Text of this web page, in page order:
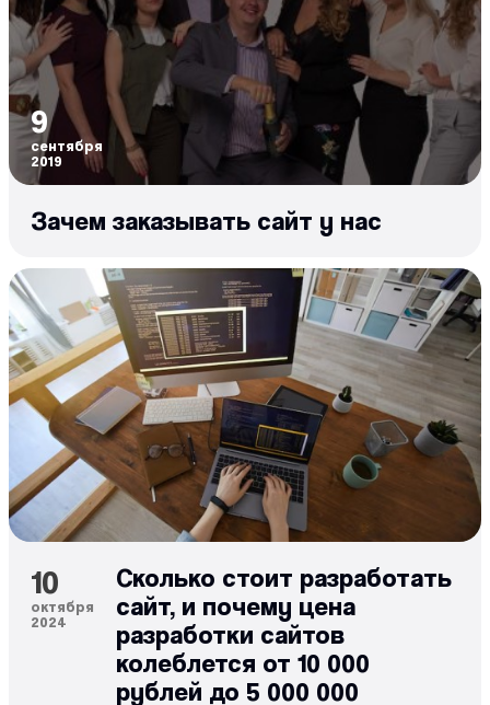
9
сентября
2019
Зачем заказывать сайт у нас
10
октября
2024
Сколько стоит разработать
сайт, и почему цена
разработки сайтов
колеблется от 10 000
рублей до 5 000 000